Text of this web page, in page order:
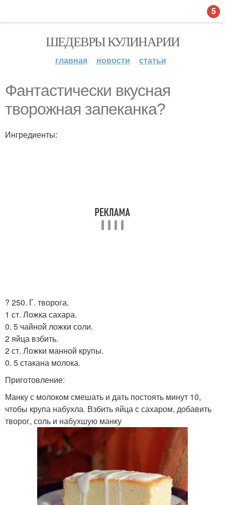
ШЕДЕВРЫ КУЛИНАРИИ
главная новости статьи
Фантастически вкусная
творожная запеканка?
Ингредиенты:
? 250. Г. творога.
1 ст. Ложка сахара.
0. 5 чайной ложки соли.
2 яйца взбить.
2 ст. Ложки манной крупы.
0. 5 стакана молока.
Приготовление:
Манку с молоком смешать и дать постоять минут 10,
чтобы крупа набухла. Взбить яйца с сахаром, добавить
творог, соль и набухшую манку
5